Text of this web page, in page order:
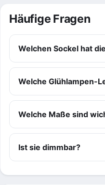
Häufige Fragen
Welchen Sockel hat
Welche Glühlampen-
Welche Maße sind
Ist sie dimmbar?